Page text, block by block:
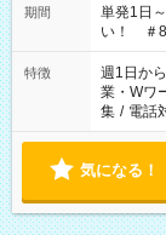
期間
単発1日
い！ ＃
特徴 週1日か
業・Wワ
集 / 電話
気になる！